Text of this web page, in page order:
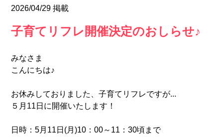
2026/04/29 掲載
子育てリフレ開催決定のおしらせ♪
みなさま
こんにちは♪
お休みしておりました、子育てリフレですが...
５月11日に開催いたします！
日時：5月11日(月)10：00～11：30頃まで